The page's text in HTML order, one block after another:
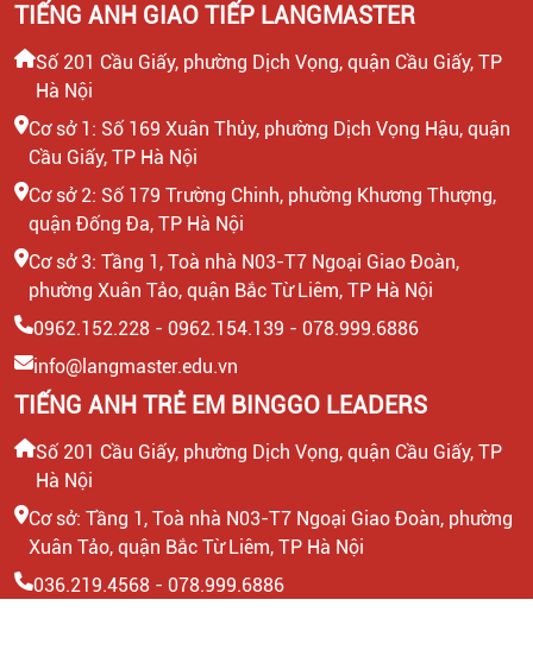
TIẾNG ANH GIAO TIẾP LANGMASTER
Số 201 Cầu Giấy, phường Dịch Vọng, quận Cầu Giấy, TP
Hà Nội
Cơ sở 1: Số 169 Xuân Thủy, phường Dịch Vọng Hậu, quận
Cầu Giấy, TP Hà Nội
Cơ sở 2: Số 179 Trường Chinh, phường Khương Thượng,
quận Đống Đa, TP Hà Nội
Cơ sở 3: Tầng 1, Toà nhà N03-T7 Ngoại Giao Đoàn,
phường Xuân Tảo, quận Bắc Từ Liêm, TP Hà Nội
0962.152.228 - 0962.154.139 - 078.999.6886
info@langmaster.edu.vn
TIẾNG ANH TRẺ EM BINGGO LEADERS
Số 201 Cầu Giấy, phường Dịch Vọng, quận Cầu Giấy, TP
Hà Nội
Cơ sở: Tầng 1, Toà nhà N03-T7 Ngoại Giao Đoàn, phường
Xuân Tảo, quận Bắc Từ Liêm, TP Hà Nội
036.219.4568 - 078.999.6886